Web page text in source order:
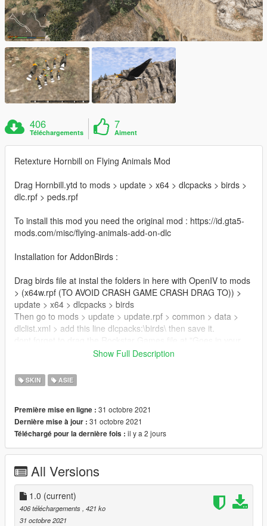
406
Téléchargements
7
Aiment
Retexture Hornbill on Flying Animals Mod
Drag Hornbill.ytd to mods > update > x64 > dlcpacks > birds >
dlc.rpf > peds.rpf
To install this mod you need the original mod : https://id.gta5-
mods.com/misc/flying-animals-add-on-dlc
Installation for AddonBirds :
Drag birds file at instal the folders in here with OpenIV to mods
> (x64w.rpf (TO AVOID CRASH GAME CRASH DRAG TO)) >
update > x64 > dlcpacks > birds
Then go to mods > update > update.rpf > common > data >
dlclist.xml > add this line dlcpacks:\birds\ then save it.
Documents folder location" to Documents
To spawn this you need trainer ex: menyoo
Model "Hornbill".
Done!
More details at the tail by Me
Show Full Description
SKIN ASIE
Première mise en ligne : 31 octobre 2021
Dernière mise à jour : 31 octobre 2021
Téléchargé pour la dernière fois : il y a 2 jours
All Versions
1.0 (current)
406 téléchargements , 421 ko
31 octobre 2021